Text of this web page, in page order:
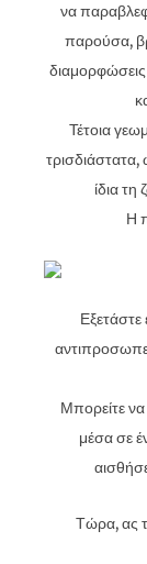
να
παρούσα,
Τέτοια
ίδια
Η
Εξετάστε
Μπορείτε να
μέσα σε
Τώρα, ας